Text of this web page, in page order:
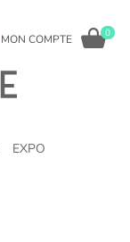
MON COMPTE 0
EXPO